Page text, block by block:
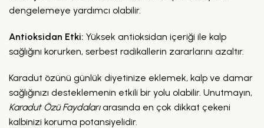
dengelemeye yardımcı olabilir.
Antioksidan Etki: Yüksek antioksidan içeriği ile kalp
sağlığını korurken, serbest radikallerin zararlarını azaltır.
Karadut özünü günlük diyetinize eklemek, kalp ve damar
sağlığınızı desteklemenin etkili bir yolu olabilir. Unutmayın,
Karadut Özü Faydalarıarasında en çok dikkat çekeni
kalbinizi koruma potansiyelidir.